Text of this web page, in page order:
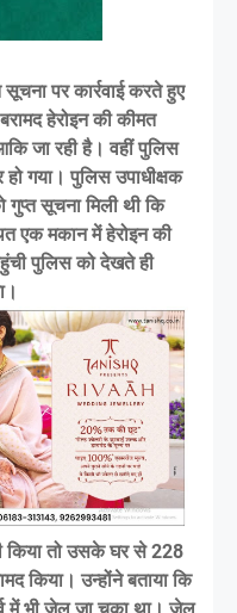
पर कार्रवाई करते हुए
हेरोइन की कीमत
जा रही है। वहीं पुलिस
गया। पुलिस उपाधीक्षक
सूचना मिली थी कि
एक मकान में हेरोइन की
पुलिस को देखते ही
किया तो उसके घर से 228
किया। उन्होंने बताया कि
में भी जेल जा चुका था। जेल